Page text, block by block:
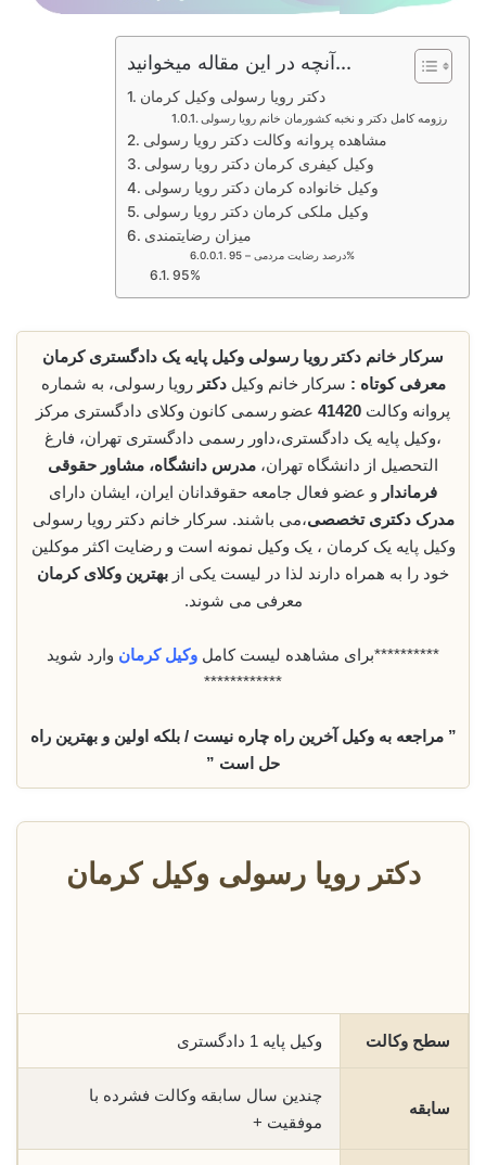
آنچه در این مقاله میخوانید...
دکتر رویا رسولی وکیل کرمان
رزومه کامل دکتر و نخبه کشورمان خانم رویا رسولی
مشاهده پروانه وکالت دکتر رویا رسولی
وکیل کیفری کرمان دکتر رویا رسولی
وکیل خانواده کرمان دکتر رویا رسولی
وکیل ملکی کرمان دکتر رویا رسولی
میزان رضایتمندی
درصد رضایت مردمی – 95%
95%
سرکار خانم دکتر رویا رسولی وکیل پایه یک دادگستری کرمان
معرفی کوتاه : سرکار خانم وکیلدکتر رویا رسولی، به شماره
پروانه وکالت 41420 عضو رسمی کانون وکلای دادگستری مرکز
،وکیل پایه یک دادگستری،داور رسمی دادگستری تهران، فارغ
التحصیل از دانشگاه تهران، مدرس دانشگاه، مشاور حقوقی
فرماندار و عضو فعال جامعه حقوقدانان ایران، ایشان دارای
مدرک دکتری تخصصی،می باشند. سرکار خانم دکتر رویا رسولی
وکیل پایه یک کرمان ، یک وکیل نمونه است و رضایت اکثر موکلین
خود را به همراه دارند لذا در لیست یکی از بهترین وکلای کرمان
معرفی می شوند.
**********برای مشاهده لیست کامل وکیل کرمان وارد شوید
************
” مراجعه به وکیل آخرین راه چاره نیست / بلکه اولین و بهترین راه
حل است ”
دکتر رویا رسولی وکیل کرمان
سطح وکالت وکیل پایه 1 دادگستری
سابقه
چندین سال سابقه وکالت فشرده با
موفقیت +